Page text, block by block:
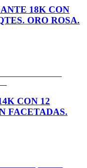
18K CON
ORO ROSA.
CON 12
FACETADAS.